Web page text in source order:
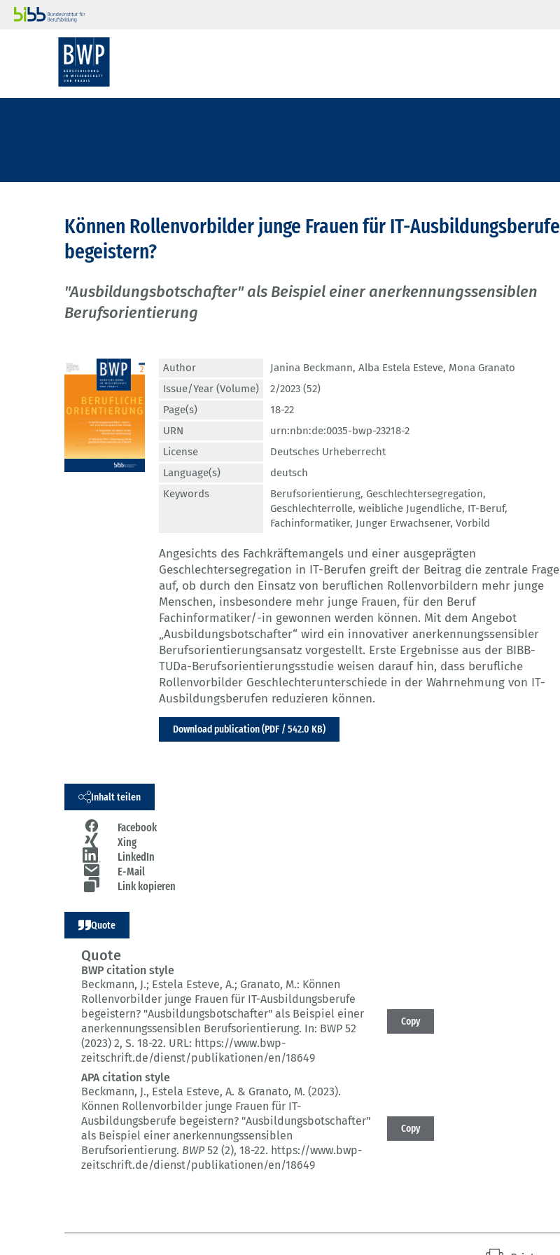
Können Rollenvorbilder junge Frauen für IT-Ausbildungsberufe
begeistern?
"Ausbildungsbotschafter" als Beispiel einer anerkennungssensiblen
Berufsorientierung
Author Janina Beckmann, Alba Estela Esteve, Mona Granato
Issue/Year (Volume)
2/2023 (52)
Page(s)
18-22
URN
urn:nbn:de:0035-bwp-23218-2
License
Deutsches Urheberrecht
Language(s)
deutsch
Keywords
Berufsorientierung, Geschlechtersegregation,
Geschlechterrolle, weibliche Jugendliche, IT-Beruf,
Fachinformatiker, Junger Erwachsener, Vorbild
Angesichts des Fachkräftemangels und einer ausgeprägten
Geschlechtersegregation in IT-Berufen greift der Beitrag die zentrale Frage
auf, ob durch den Einsatz von beruflichen Rollenvorbildern mehr junge
Menschen, insbesondere mehr junge Frauen, für den Beruf
Fachinformatiker/-in gewonnen werden können. Mit dem Angebot
„Ausbildungsbotschafter“ wird ein innovativer anerkennungssensibler
Berufsorientierungsansatz vorgestellt. Erste Ergebnisse aus der BIBB-
TUDa-Berufsorientierungsstudie weisen darauf hin, dass berufliche
Rollenvorbilder Geschlechterunterschiede in der Wahrnehmung von IT-
Ausbildungsberufen reduzieren können.
Download publication (PDF / 542.0 KB)
Inhalt teilen
Facebook
Xing
LinkedIn
E-Mail
Link kopieren
Quote
Quote
BWP citation style
Beckmann, J.; Estela Esteve, A.; Granato, M.: Können
Rollenvorbilder junge Frauen für IT-Ausbildungsberufe
begeistern? "Ausbildungsbotschafter" als Beispiel einer
anerkennungssensiblen Berufsorientierung. In: BWP 52
(2023) 2, S. 18-22. URL: https://www.bwp-
zeitschrift.de/dienst/publikationen/en/18649
Copy
APA citation style
Beckmann, J., Estela Esteve, A. & Granato, M. (2023).
Können Rollenvorbilder junge Frauen für IT-
Ausbildungsberufe begeistern? "Ausbildungsbotschafter"
als Beispiel einer anerkennungssensiblen
Berufsorientierung. BWP52 (2), 18-22. https://www.bwp-
zeitschrift.de/dienst/publikationen/en/18649
Copy